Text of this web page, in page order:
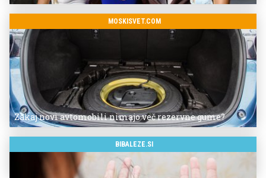
MOSKISVET.COM
Zakaj novi avtomobili nimajo več rezervne gume?
BIBALEZE.SI